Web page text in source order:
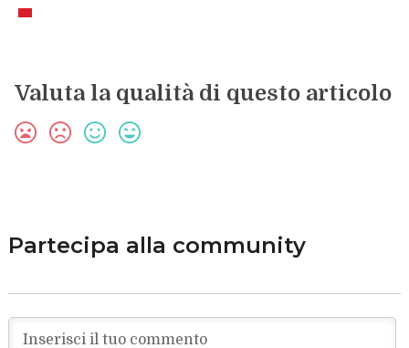
Valuta la qualità di questo articolo
Partecipa alla community